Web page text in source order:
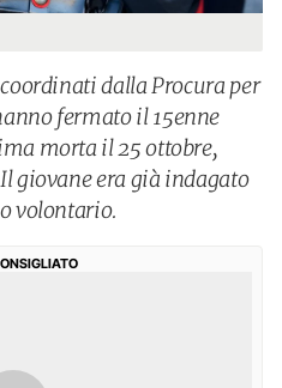
dalla Procura per
fermato il 15enne
morta il 25 ottobre,
giovane era già indagato
volontario.